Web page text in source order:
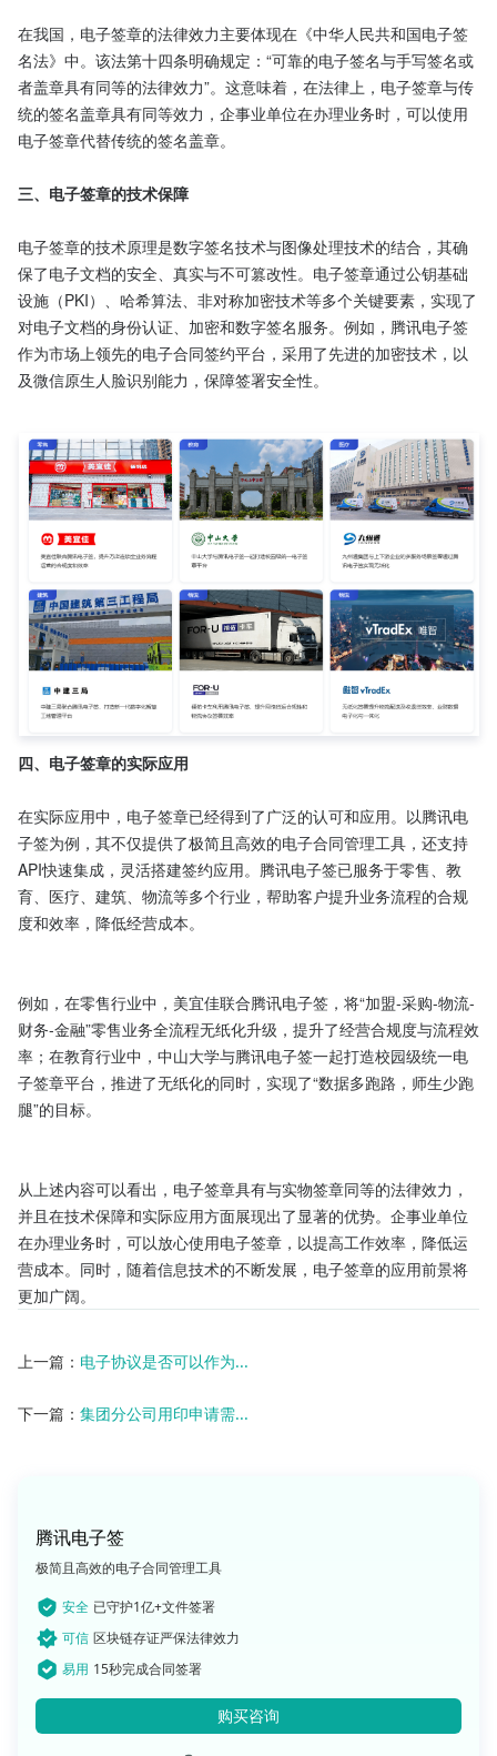
在我国，电子签章的法律效力主要体现在《中华人民共和国电子签
名法》中。该法第十四条明确规定：“可靠的电子签名与手写签名或
者盖章具有同等的法律效力”。这意味着，在法律上，电子签章与传
统的签名盖章具有同等效力，企事业单位在办理业务时，可以使用
电子签章代替传统的签名盖章。
三、电子签章的技术保障
电子签章的技术原理是数字签名技术与图像处理技术的结合，其确
保了电子文档的安全、真实与不可篡改性。电子签章通过公钥基础
设施（PKI）、哈希算法、非对称加密技术等多个关键要素，实现了
对电子文档的身份认证、加密和数字签名服务。例如，腾讯电子签
作为市场上领先的电子合同签约平台，采用了先进的加密技术，以
及微信原生人脸识别能力，保障签署安全性。
四、电子签章的实际应用
在实际应用中，电子签章已经得到了广泛的认可和应用。以腾讯电
子签为例，其不仅提供了极简且高效的电子合同管理工具，还支持
API快速集成，灵活搭建签约应用。腾讯电子签已服务于零售、教
育、医疗、建筑、物流等多个行业，帮助客户提升业务流程的合规
度和效率，降低经营成本。
例如，在零售行业中，美宜佳联合腾讯电子签，将“加盟-采购-物流-
财务-金融”零售业务全流程无纸化升级，提升了经营合规度与流程效
率；在教育行业中，中山大学与腾讯电子签一起打造校园级统一电
子签章平台，推进了无纸化的同时，实现了“数据多跑路，师生少跑
腿”的目标。
从上述内容可以看出，电子签章具有与实物签章同等的法律效力，
并且在技术保障和实际应用方面展现出了显著的优势。企事业单位
在办理业务时，可以放心使用电子签章，以提高工作效率，降低运
营成本。同时，随着信息技术的不断发展，电子签章的应用前景将
更加广阔。
上一篇： 电子协议是否可以作为...
下一篇： 集团分公司用印申请需...
腾讯电子签
极简且高效的电子合同管理工具
安全 已守护1亿+文件签署
可信 区块链存证严保法律效力
易用 15秒完成合同签署
购买咨询